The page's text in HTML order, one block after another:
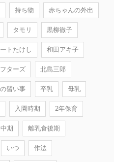
持ち物 赤ちゃんの外出
タモリ 黒柳徹子
トたけし 和田アキ子
フターズ 北島三郎
習い事 卒乳 母乳
入園時期 2年保育
期 離乳食後期
いつ 作法